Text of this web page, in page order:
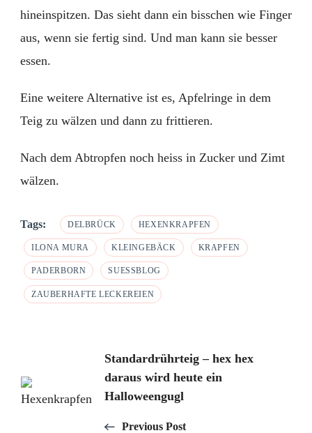
hineinspitzen. Das sieht dann ein bisschen wie Finger
aus, wenn sie fertig sind. Und man kann sie besser
essen.
Eine weitere Alternative ist es, Apfelringe in dem
Teig zu wälzen und dann zu frittieren.
Nach dem Abtropfen noch heiss in Zucker und Zimt
wälzen.
Tags: DELBRÜCK HEXENKRAPFEN
ILONA MURA KLEINGEBÄCK KRAPFEN
PADERBORN SUESSBLOG
ZAUBERHAFTE LECKEREIEN
Navigation
Standardrührteig – hex hex
daraus wird heute ein
Halloweengugl
Previous Post